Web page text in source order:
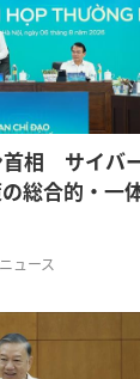
首相 サイバ
総合的・一
ニュース